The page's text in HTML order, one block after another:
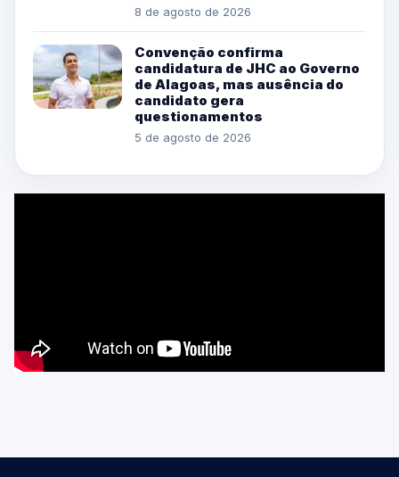
8 de agosto de 2026
Convenção confirma
candidatura de JHC ao Governo
de Alagoas, mas ausência do
candidato gera
questionamentos
5 de agosto de 2026